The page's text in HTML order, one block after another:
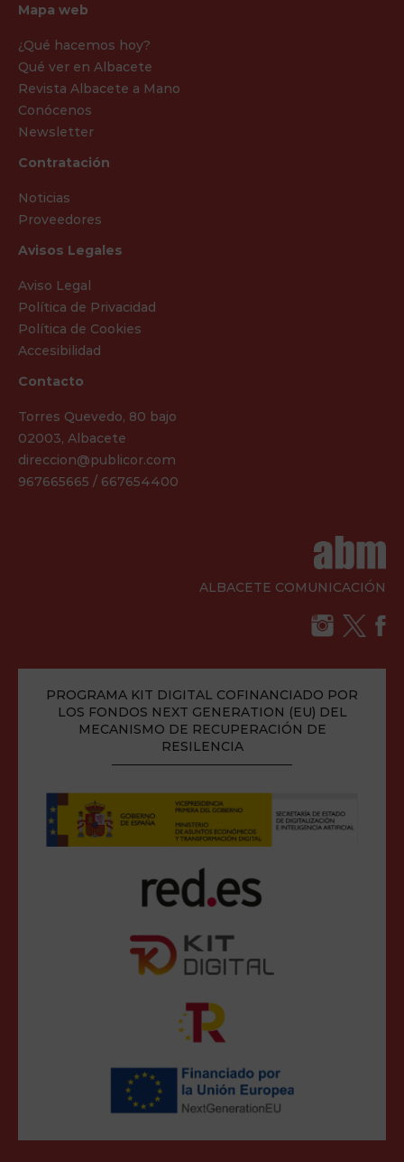
Mapa web
¿Qué hacemos hoy?
Qué ver en Albacete
Revista Albacete a Mano
Conócenos
Newsletter
Contratación
Noticias
Proveedores
Avisos Legales
Aviso Legal
Política de Privacidad
Política de Cookies
Accesibilidad
Contacto
Torres Quevedo, 80 bajo
02003, Albacete
direccion@publicor.com
967665665 / 667654400
ALBACETE COMUNICACIÓN
PROGRAMA KIT DIGITAL COFINANCIADO POR
LOS FONDOS NEXT GENERATION (EU) DEL
MECANISMO DE RECUPERACIÓN DE
RESILENCIA